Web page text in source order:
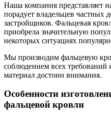
Наша компания представляет
порадует владельцев частных
застройщиков. Фальцевая
приобрела значительную
некоторых ситуациях
Мы производим фальцевую
соблюдением всех
материал достоин внимания.
Особенности
фальцевой кровли